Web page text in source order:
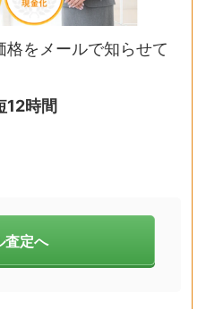
をメールで知らせて
12時間
査定へ